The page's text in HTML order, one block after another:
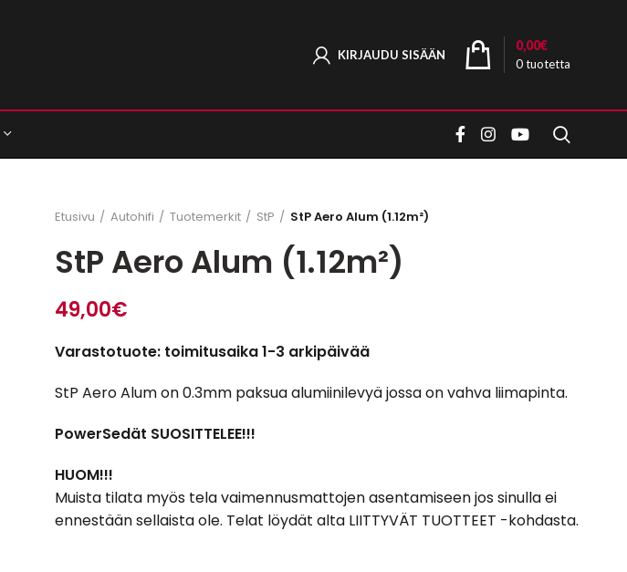
KIRJAUDU SISÄÄN
0tuotetta
0,00€
Etusivu Autohifi Tuotemerkit StP StP Aero Alum (1.12m²)
StP Aero Alum (1.12m²)
49,00€
Varastotuote: toimitusaika 1-3 arkipäivää
StP Aero Alum on 0.3mm paksua alumiinilevyä jossa on vahva liimapinta.
PowerSedät SUOSITTELEE!!!
HUOM!!!
Muista tilata myös tela vaimennusmattojen asentamiseen jos sinulla ei
ennestään sellaista ole. Telat löydät alta LIITTYVÄT TUOTTEET -kohdasta.